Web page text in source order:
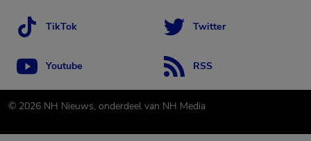
TikTok Twitter
Youtube RSS
© 2026 NH Nieuws, onderdeel van NH Media